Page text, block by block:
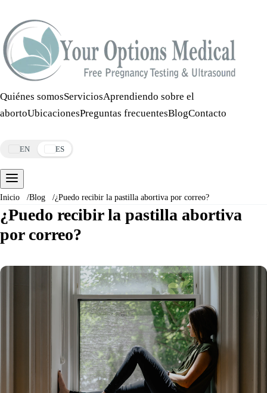
Quiénes somosServiciosAprendiendo sobre el
abortoUbicacionesPreguntas frecuentesBlogContacto
EN ES
Inicio /Blog /¿Puedo recibir la pastilla abortiva por correo?
¿Puedo recibir la pastilla abortiva
por correo?